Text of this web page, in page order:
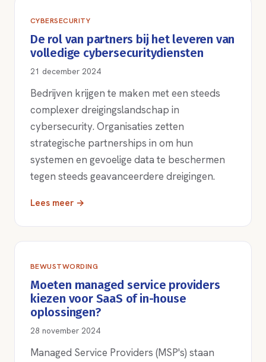
CYBERSECURITY
De rol van partners bij het leveren van
volledige cybersecuritydiensten
21 december 2024
Bedrijven krijgen te maken met een steeds
complexer dreigingslandschap in
cybersecurity. Organisaties zetten
strategische partnerships in om hun
systemen en gevoelige data te beschermen
tegen steeds geavanceerdere dreigingen.
Lees meer →
BEWUSTWORDING
Moeten managed service providers
kiezen voor SaaS of in-house
oplossingen?
28 november 2024
Managed Service Providers (MSP's) staan